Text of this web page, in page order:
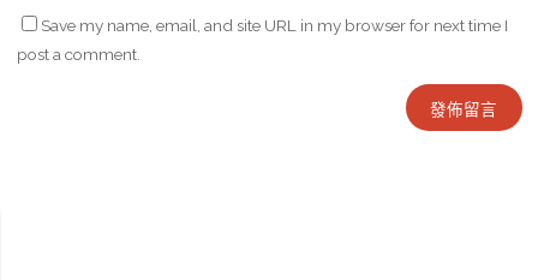
Save my name, email, and site URL in my browser for next time I
post a comment.